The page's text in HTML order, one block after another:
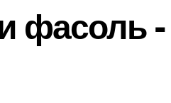
фасоль -